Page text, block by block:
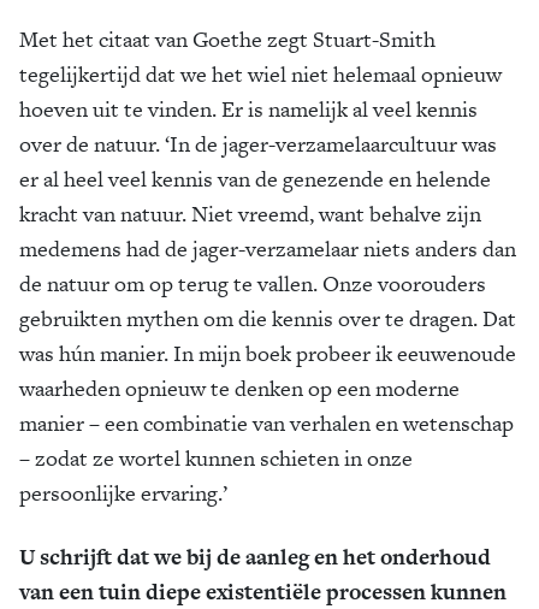
Met het citaat van Goethe zegt Stuart-Smith
tegelijkertijd dat we het wiel niet helemaal opnieuw
hoeven uit te vinden. Er is namelijk al veel kennis
over de natuur. ‘In de jager-verzamelaarcultuur was
er al heel veel kennis van de genezende en helende
kracht van natuur. Niet vreemd, want behalve zijn
medemens had de jager-verzamelaar niets anders dan
de natuur om op terug te vallen. Onze voorouders
gebruikten mythen om die kennis over te dragen. Dat
was hún manier. In mijn boek probeer ik eeuwenoude
waarheden opnieuw te denken op een moderne
manier – een combinatie van verhalen en wetenschap
– zodat ze wortel kunnen schieten in onze
persoonlijke ervaring.’
U schrijft dat we bij de aanleg en het onderhoud
van een tuin diepe existentiële processen kunnen